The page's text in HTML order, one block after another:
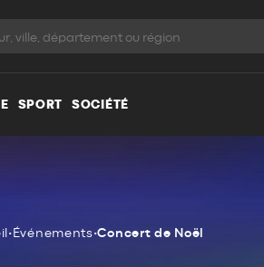
SPORT SOCIÉTÉ
• Événements•Concert de Noël